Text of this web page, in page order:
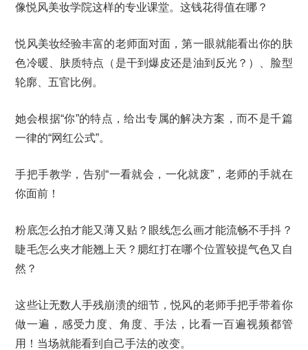
像悦风美妆学院这样的专业课堂。这钱花得值在哪？
悦风美妆经验丰富的老师面对面，第一眼就能看出你的肤
色冷暖、肤质特点（是干到爆皮还是油到反光？）、脸型
轮廓、五官比例。
她会根据“你”的特点，给出专属的解决方案，而不是千篇
一律的“网红公式”。
手把手教学，告别“一看就会，一化就废”，老师的手就在
你面前！
粉底怎么拍才能又薄又贴？眼线怎么画才能流畅不手抖？
睫毛怎么夹才能翘上天？腮红打在哪个位置较提气色又自
然？
这些让无数人手残崩溃的细节，悦风的老师手把手带着你
做一遍，感受力度、角度、手法，比看一百遍视频都管
用！当场就能看到自己手法的改变。